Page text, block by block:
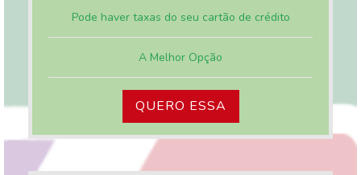
Pode haver taxas do seu cartão de crédito
A Melhor Opção
QUERO ESSA